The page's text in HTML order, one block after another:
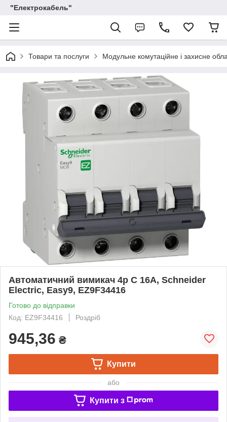
"Електрокабель"
Товари та послуги Модульне комутаційне і захисне
Автоматичний вимикач 4p C 16A, Schneider
Electric, Easy9, EZ9F34416
Готово до відправки
Код: EZ9F34416
Роздріб
945,36 ₴
Купити
або
Купити з